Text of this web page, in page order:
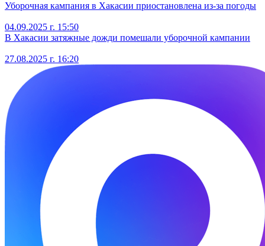
Уборочная кампания в Хакасии приостановлена из-за погоды
04.09.2025 г. 15:50
В Хакасии затяжные дожди помешали уборочной кампании
27.08.2025 г. 16:20